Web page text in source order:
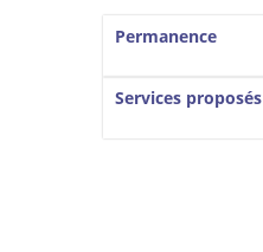
Vertical Tabs
Permanence
Services proposés